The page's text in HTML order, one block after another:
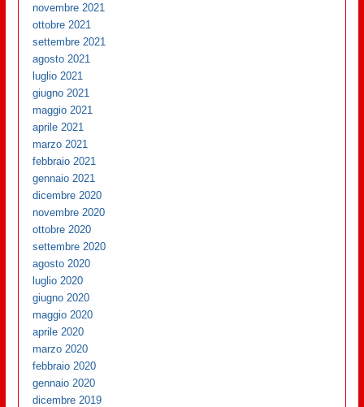
novembre 2021
ottobre 2021
settembre 2021
agosto 2021
luglio 2021
giugno 2021
maggio 2021
aprile 2021
marzo 2021
febbraio 2021
gennaio 2021
dicembre 2020
novembre 2020
ottobre 2020
settembre 2020
agosto 2020
luglio 2020
giugno 2020
maggio 2020
aprile 2020
marzo 2020
febbraio 2020
gennaio 2020
dicembre 2019